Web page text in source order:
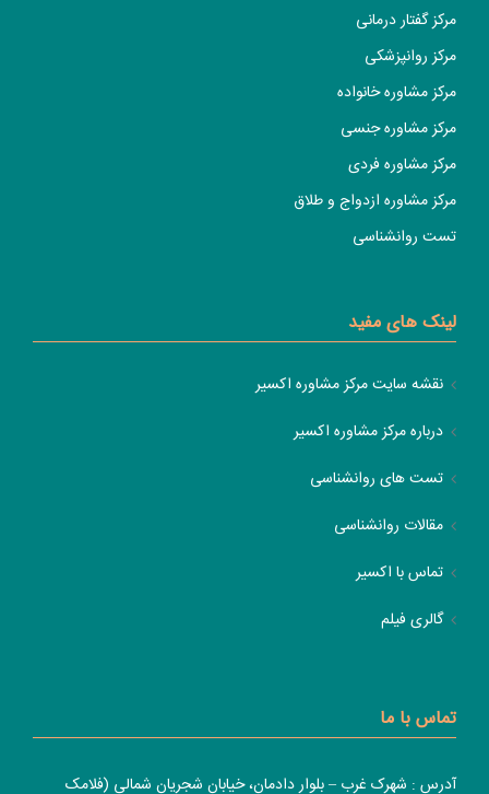
مرکز گفتار درمانی
مرکز روانپزشکی
مرکز مشاوره خانواده
مرکز مشاوره جنسی
مرکز مشاوره فردی
مرکز مشاوره ازدواج و طلاق
تست روانشناسی
لینک های مفید
نقشه سایت مرکز مشاوره اکسیر
درباره مرکز مشاوره اکسیر
تست های روانشناسی
مقالات روانشناسی
تماس با اکسیر
گالری فیلم
تماس با ما
آدرس : شهرک غرب – بلوار دادمان، خیابان شجریان شمالی (فلامک